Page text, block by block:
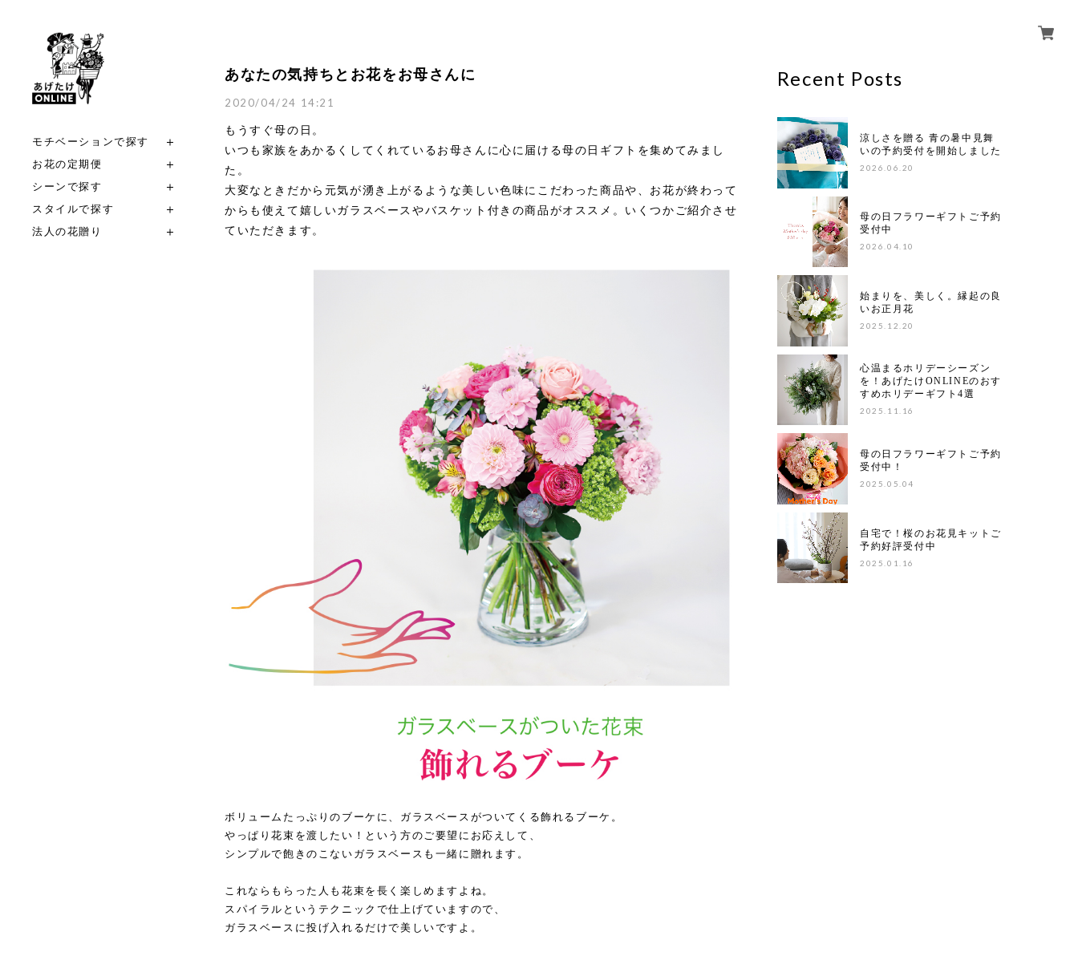
モチベーションで探す
お花の定期便
シーンで探す
スタイルで探す
法人の花贈り
あなたの気持ちとお花をお母さんに
2020/04/24 14:21
もうすぐ母の日。
いつも家族をあかるくしてくれているお母さんに心に届ける母の日ギフトを集めてみまし
た。
大変なときだから元気が湧き上がるような美しい色味にこだわった商品や、お花が終わって
からも使えて嬉しいガラスベースやバスケット付きの商品がオススメ。いくつかご紹介させ
ていただきます。
ボリュームたっぷりのブーケに、ガラスベースがついてくる飾れるブーケ。
やっぱり花束を渡したい！という方のご要望にお応えして、
シンプルで飽きのこないガラスベースも一緒に贈れます。
これならもらった人も花束を長く楽しめますよね。
スパイラルというテクニックで仕上げていますので、
ガラスベースに投げ入れるだけで美しいですよ。
Recent Posts
涼しさを贈る 青の暑中見舞
いの予約受付を開始しました
2026.06.20
母の日フラワーギフトご予約
受付中
2026.04.10
始まりを、美しく。縁起の良
いお正月花
2025.12.20
心温まるホリデーシーズン
を！あげたけONLINEのおす
すめホリデーギフト4選
2025.11.16
母の日フラワーギフトご予約
受付中！
2025.05.04
自宅で！桜のお花見キットご
予約好評受付中
2025.01.16